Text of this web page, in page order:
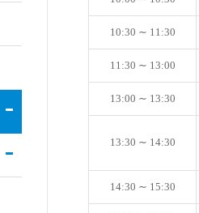
10:30 ∼ 11:30
11:30 ∼ 13:00
13:00 ∼ 13:30
13:30 ∼ 14:30
14:30 ∼ 15:30